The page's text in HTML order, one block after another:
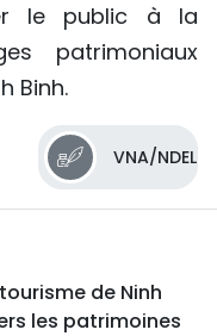
le public à la
patrimoniaux
Binh.
VNA/NDEL
de Ninh
les patrimoines